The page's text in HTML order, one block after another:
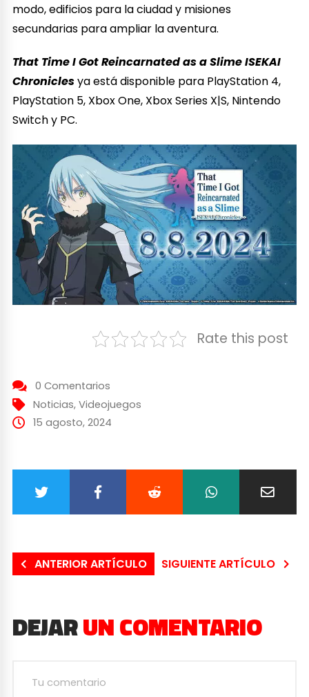
modo, edificios para la ciudad y misiones
secundarias para ampliar la aventura.
That Time I Got Reincarnated as a Slime ISEKAI
Chroniclesya está disponible para PlayStation 4,
PlayStation 5, Xbox One, Xbox Series X|S, Nintendo
Switch y PC.
Rate this post
0 Comentarios
Noticias, Videojuegos
15 agosto, 2024
ANTERIOR ARTÍCULO SIGUIENTE ARTÍCULO
DEJARUN COMENTARIO